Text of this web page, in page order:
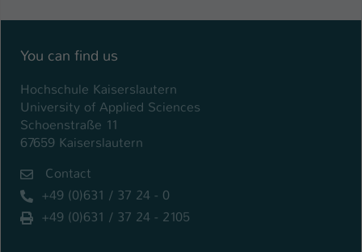
You can find us
Hochschule Kaiserslautern
University of Applied Sciences
Schoenstraße 11
67659 Kaiserslautern
Contact
+49 (0)631 / 37 24 - 0
+49 (0)631 / 37 24 - 2105